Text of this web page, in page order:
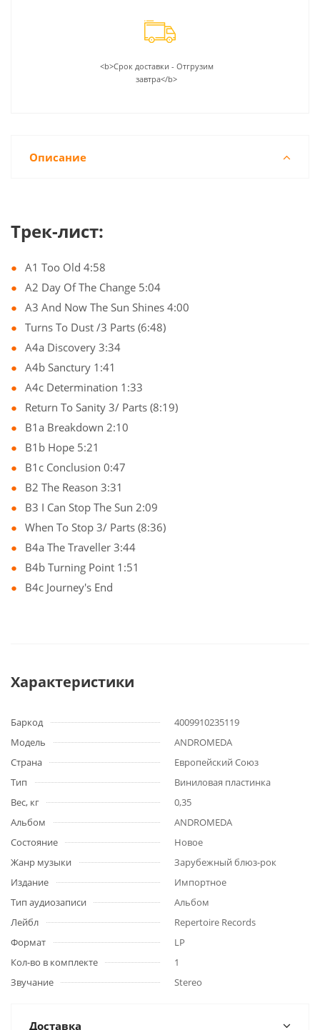
<b>Срок доставки - Отгрузим
завтра</b>
Описание
Трек-лист:
A1 Too Old 4:58
A2 Day Of The Change 5:04
A3 And Now The Sun Shines 4:00
Turns To Dust /3 Parts (6:48)
A4a Discovery 3:34
A4b Sanctury 1:41
A4c Determination 1:33
Return To Sanity 3/ Parts (8:19)
B1a Breakdown 2:10
B1b Hope 5:21
B1c Conclusion 0:47
B2 The Reason 3:31
B3 I Can Stop The Sun 2:09
When To Stop 3/ Parts (8:36)
B4a The Traveller 3:44
B4b Turning Point 1:51
B4c Journey's End
Характеристики
Баркод
4009910235119
Модель
ANDROMEDA
Страна
Европейский Союз
Тип
Виниловая пластинка
Вес, кг
0,35
Альбом
ANDROMEDA
Состояние
Новое
Жанр музыки
Зарубежный блюз-рок
Издание
Импортное
Тип аудиозаписи
Альбом
Лейбл
Repertoire Records
Формат
LP
Кол-во в комплекте
1
Звучание
Stereo
Доставка